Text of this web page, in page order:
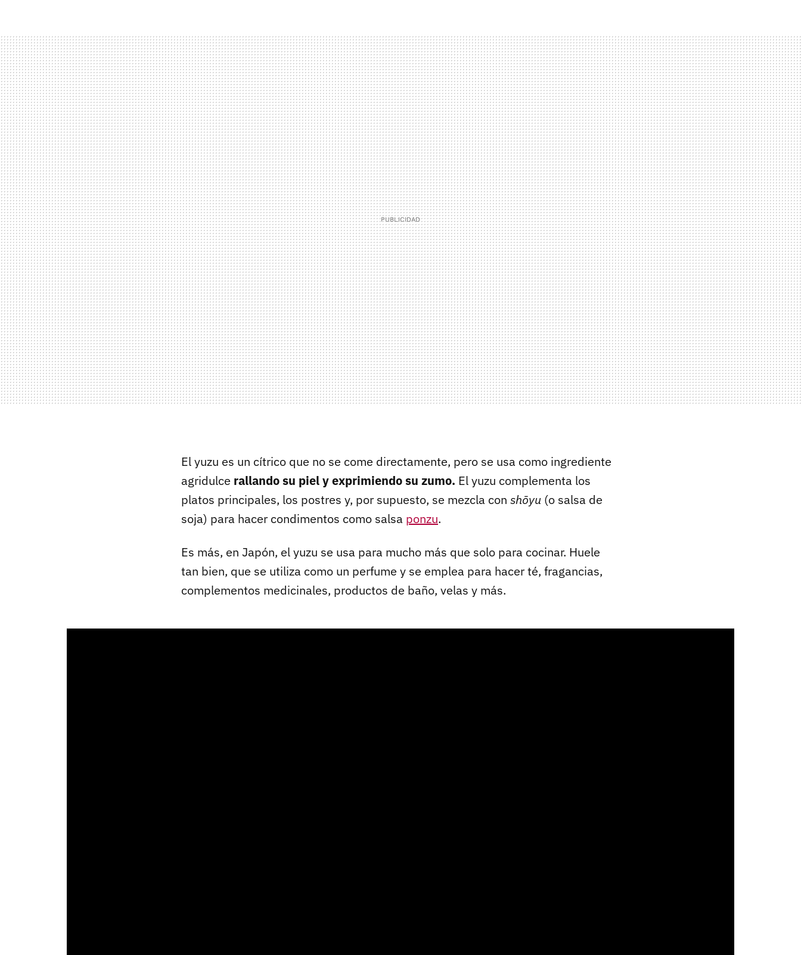
El yuzu es un cítrico que no se come directamente, pero se usa como ingrediente
agridulce rallando su piel y exprimiendo su zumo. El yuzu complementa los
platos principales, los postres y, por supuesto, se mezcla con shōyu (o salsa de
soja) para hacer condimentos como salsa ponzu.
Es más, en Japón, el yuzu se usa para mucho más que solo para cocinar. Huele
tan bien, que se utiliza como un perfume y se emplea para hacer té, fragancias,
complementos medicinales, productos de baño, velas y más.